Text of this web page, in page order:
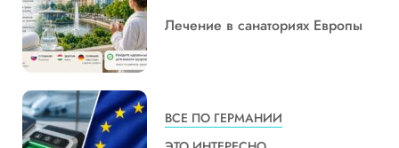
Лечение в санаториях Европы
ВСЕ ПО ГЕРМАНИИ